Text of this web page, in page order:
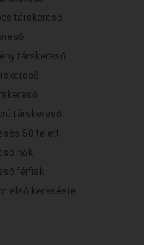
társkereső
társkereső
társkereső
50 felett
nők
férfiak
első keresésre